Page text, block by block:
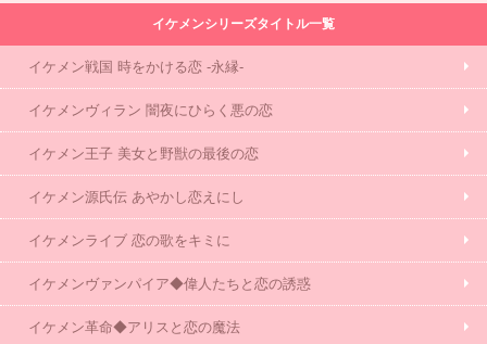
イケメンシリーズタイトル一覧
イケメン戦国 時をかける恋 -永縁-
イケメンヴィラン 闇夜にひらく悪の恋
イケメン王子 美女と野獣の最後の恋
イケメン源氏伝 あやかし恋えにし
イケメンライブ 恋の歌をキミに
イケメンヴァンパイア◆偉人たちと恋の誘惑
イケメン革命◆アリスと恋の魔法